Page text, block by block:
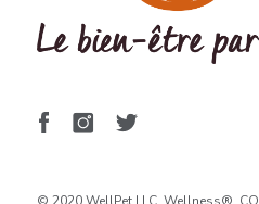
© 2020 WellPet LLC. Wellness®,